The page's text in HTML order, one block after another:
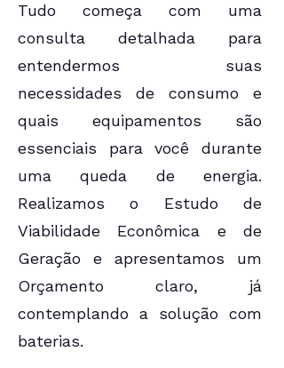
Tudo começa com uma
consulta detalhada para
entendermos suas
necessidades de consumo e
quais equipamentos são
essenciais para você durante
uma queda de energia.
Realizamos o Estudo de
Viabilidade Econômica e de
Geração e apresentamos um
Orçamento claro, já
contemplando a solução com
baterias.